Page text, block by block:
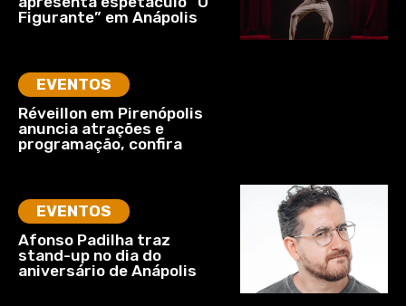
Figurante” em Anápolis
EVENTOS
Réveillon em Pirenópolis
anuncia atrações e
programação, confira
EVENTOS
Afonso Padilha traz
stand-up no dia do
aniversário de Anápolis